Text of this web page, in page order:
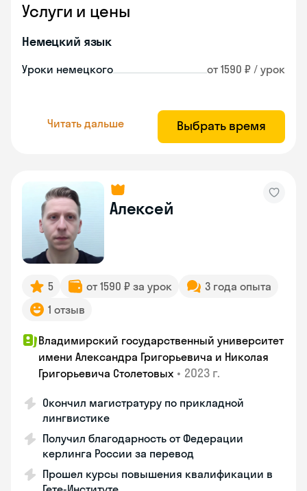
Услуги и цены
Немецкий язык
Уроки немецкого от 1590 ₽ / урок
Читать дальше Выбрать время
Алексей
5 от 1590 ₽ за урок
3 года опыта
1 отзыв
Владимирский государственный университет
имени Александра Григорьевича и Николая
Григорьевича Столетовых • 2023 г.
Окончил магистратуру по прикладной
лингвистике
Получил благодарность от Федерации
керлинга России за перевод
Прошел курсы повышения квалификации в